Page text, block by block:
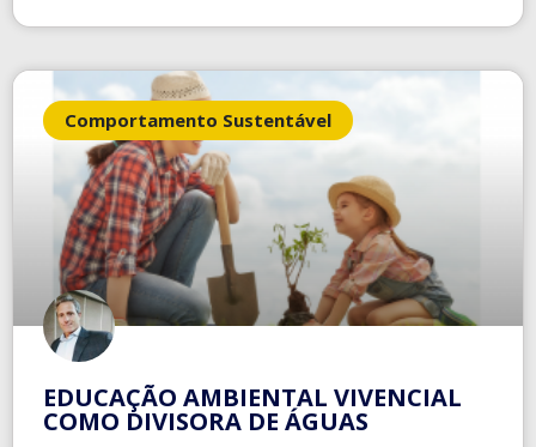
Comportamento Sustentável
EDUCAÇÃO AMBIENTAL VIVENCIAL
COMO DIVISORA DE ÁGUAS